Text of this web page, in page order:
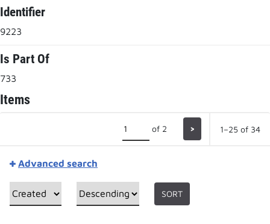
Identifier
9223
Is Part Of
733
Items
of 2 > 1–25 of 34
Advanced search
SORT